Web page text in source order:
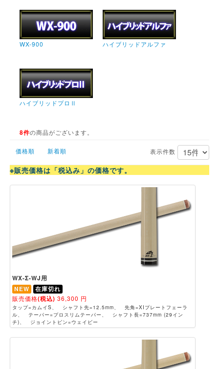
WX-900 ハイブリッドアルファ
ハイブリッドプロⅡ
8件の商品がございます。
価格順 新着順 表示件数
※販売価格は「税込み」の価格です。
WX-Σ-WJ用
NEW
在庫切れ
販売価格(税込) 36,300 円
タップ=カムイS、 シャフト先=12.5mm、 先角=XIプレートフェーラ
ル、 テーパー=プロスリムテーパー、 シャフト長=737mm (29イン
チ)、 ジョイントピン=ウェイビー